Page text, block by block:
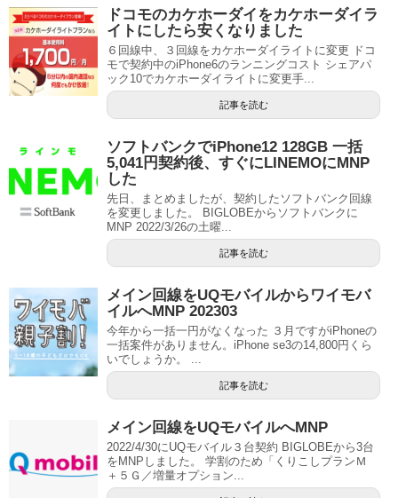
ドコモのカケホーダイをカケホーダイラ
イトにしたら安くなりました
６回線中、３回線をカケホーダイライトに変更 ドコ
モで契約中のiPhone6のランニングコスト シェアパ
ック10でカケホーダイライトに変更手...
記事を読む
ソフトバンクでiPhone12 128GB 一括
5,041円契約後、すぐにLINEMOにMNP
した
先日、まとめましたが、契約したソフトバンク回線
を変更しました。 BIGLOBEからソフトバンクに
MNP 2022/3/26の土曜...
記事を読む
メイン回線をUQモバイルからワイモバ
イルへMNP 202303
今年から一括一円がなくなった ３月ですがiPhoneの
一括案件がありません。iPhone se3の14,800円くら
いでしょうか。 ...
記事を読む
メイン回線をUQモバイルへMNP
2022/4/30にUQモバイル３台契約 BIGLOBEから3台
をMNPしました。 学割のため「くりこしプランＭ
＋５Ｇ／増量オプション...